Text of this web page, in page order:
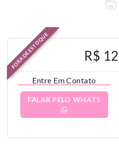
FORA DE ESTOQUE R$
Entre Em Contato
FALAR PELO WHATS